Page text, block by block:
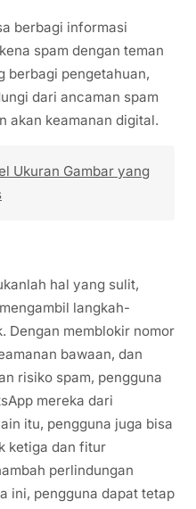
berbagi informasi
spam dengan teman
berbagi pengetahuan,
dari ancaman spam
akan keamanan digital.
Ukuran Gambar yang
hal yang sulit,
langkah-
Dengan memblokir nomor
bawaan, dan
risiko spam, pengguna
mereka dari
itu, pengguna juga bisa
ketiga dan fitur
perlindungan
ini, pengguna dapat tetap